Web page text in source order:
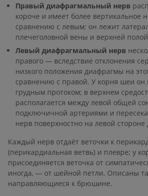
Правый диафрагмальный нерв
короче и имеет более вертикальное
сравнению с левым; он лежит
плечеголовной вены и верхней
Левый диафрагмальный нерв
правого — вследствие отклонения
низкого положения диафрагмы на
сравнению с правой. У корня шеи он
грудным протоком; в верхнем
располагается между левой общей
подключичной артериями и
нерв поверхностно на левой стороне
Каждый нерв отдаёт веточки к
(перикардиальная ветвь) и плевре; у
присоединяется веточка от
иногда, — от шейной петли. Описаны
направляющиеся к брюшине.